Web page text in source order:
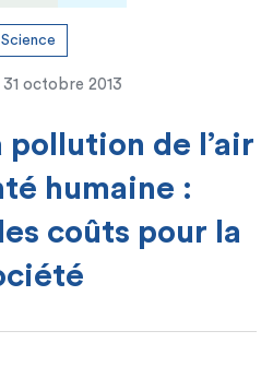
Science
31 octobre 2013
pollution de l’air
humaine :
coûts pour la